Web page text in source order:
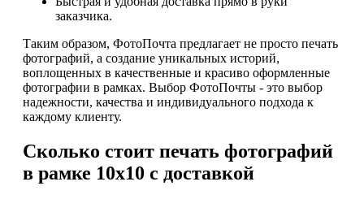
заказчика.
Таким образом, ФотоПочта предлагает не просто печать
фотографий, а создание уникальных историй,
воплощенных в качественные и красиво оформленные
фотографии в рамках. Выбор ФотоПочты - это выбор
надежности, качества и индивидуального подхода к
каждому клиенту.
Сколько стоит печать фотографий
в рамке 10х10 с доставкой